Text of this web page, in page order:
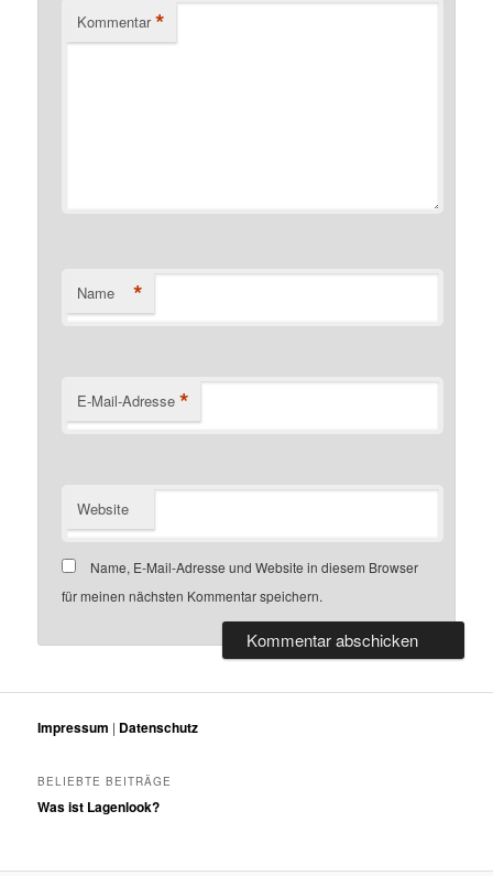
Kommentar *
Name *
E-Mail-Adresse *
Website
Name, E-Mail-Adresse und Website in diesem Browser
für meinen nächsten Kommentar speichern.
Impressum | Datenschutz
BELIEBTE BEITRÄGE
Was ist Lagenlook?